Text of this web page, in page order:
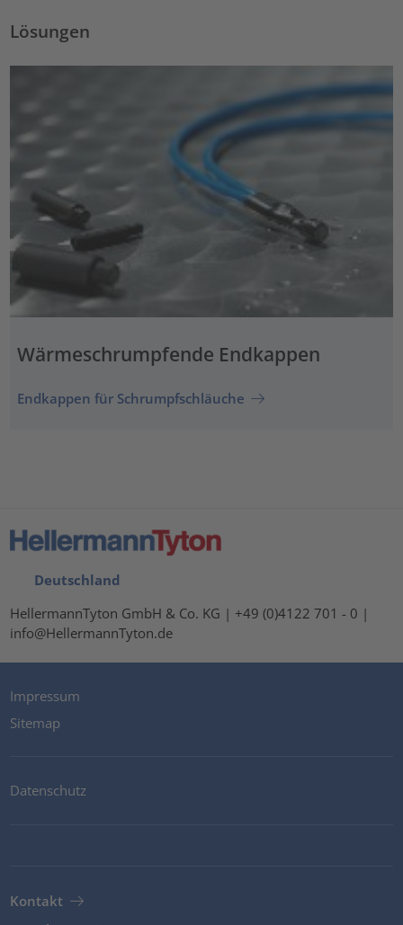
Lösungen
Wärmeschrumpfende Endkappen
Endkappen für Schrumpfschläuche
Deutschland
HellermannTyton GmbH & Co. KG | +49 (0)4122 701 - 0 |
info@HellermannTyton.de
Impressum
Sitemap
Datenschutz
Kontakt